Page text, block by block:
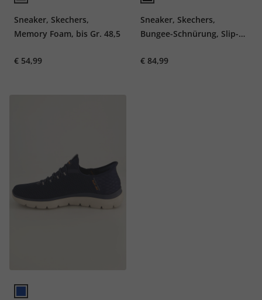
Sneaker, Skechers,
Memory Foam, bis Gr. 48,5
€ 54,99
Sneaker, Skechers,
Bungee-Schnürung, Slip-
€ 84,99